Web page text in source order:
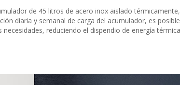
de 45 litros de acero inox aislado
diaria y semanal de carga del acumulador, es
reduciendo el dispendio de energía